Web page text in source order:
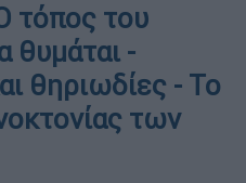
τόπος του
θυμάται -
θηριωδίες - Το
των